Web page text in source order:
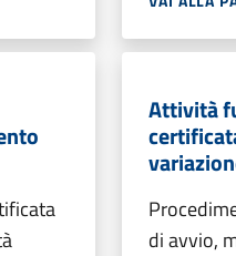
Attività
di avvio,